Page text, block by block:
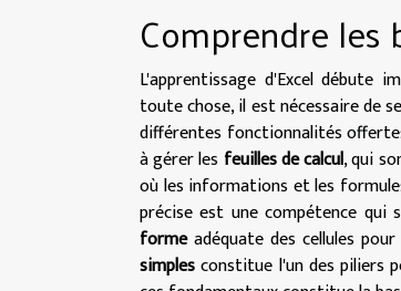
Comprendre les
L'apprentissage d'Excel débute
toute chose, il est nécessaire de
différentes fonctionnalités
à gérer les feuilles de calcul, qui
où les informations et les
précise est une compétence qui
formeadéquate des cellules
simplesconstitue l'un des piliers